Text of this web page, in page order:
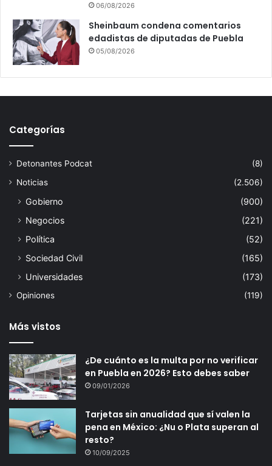
06/08/2026
Sheinbaum condena comentarios
edadistas de diputadas de Puebla
05/08/2026
Categorías
Detonantes Podcat
(8)
Noticias
(2.506)
Gobierno
(900)
Negocios
(221)
Política
(52)
Sociedad Civil
(165)
Universidades
(173)
Opiniones (119)
Más vistos
¿De cuánto es la multa por no verificar
en Puebla en 2026? Esto debes saber
09/01/2026
Tarjetas sin anualidad que sí valen la
pena en México: ¿Nu o Plata superan al
resto?
10/09/2025